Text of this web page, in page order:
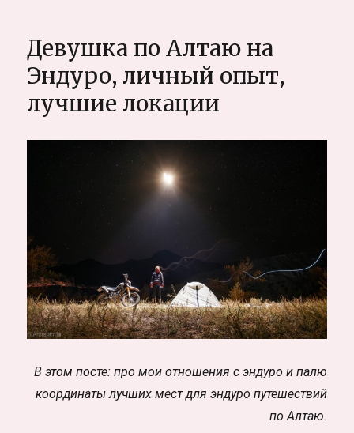
Девушка по Алтаю на
Эндуро, личный опыт,
лучшие локации
В этом посте: про мои отношения с эндуро и палю
координаты лучших мест для эндуро путешествий
по Алтаю.